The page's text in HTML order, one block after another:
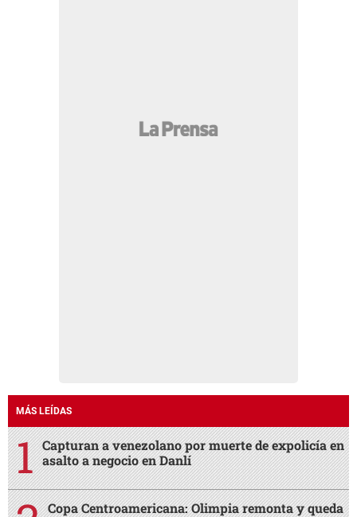
MÁS LEÍDAS
Capturan a venezolano por muerte de expolicía en
asalto a negocio en Danlí
Copa Centroamericana: Olimpia remonta y queda